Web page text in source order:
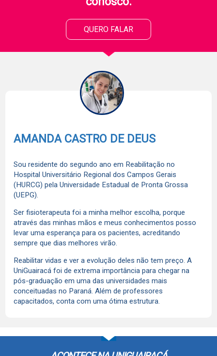
QUERO FALAR
AMANDA CASTRO DE DEUS
Sou residente do segundo ano em Reabilitação no
Hospital Universitário Regional dos Campos Gerais
(HURCG) pela Universidade Estadual de Pronta Grossa
(UEPG).
Ser fisioterapeuta foi a minha melhor escolha, porque
através das minhas mãos e meus conhecimentos posso
levar uma esperança para os pacientes, acreditando
sempre que dias melhores virão.
Reabilitar vidas e ver a evolução deles não tem preço. A
UniGuairacá foi de extrema importância para chegar na
pós-graduação em uma das universidades mais
conceituadas no Paraná. Além de professores
capacitados, conta com uma ótima estrutura.